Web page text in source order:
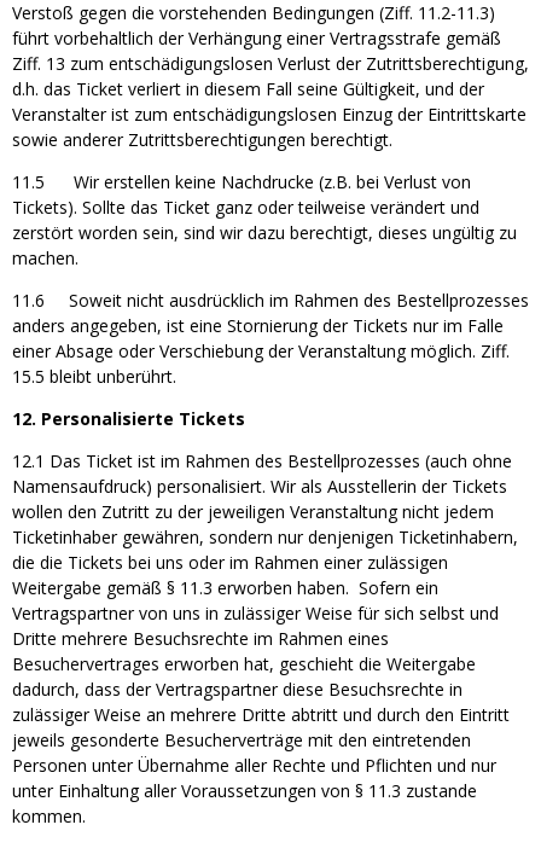
Verstoß gegen die vorstehenden Bedingungen (Ziff. 11.2-11.3)
führt vorbehaltlich der Verhängung einer Vertragsstrafe gemäß
Ziff. 13 zum entschädigungslosen Verlust der Zutrittsberechtigung,
d.h. das Ticket verliert in diesem Fall seine Gültigkeit, und der
Veranstalter ist zum entschädigungslosen Einzug der Eintrittskarte
sowie anderer Zutrittsberechtigungen berechtigt.
11.5 Wir erstellen keine Nachdrucke (z.B. bei Verlust von
Tickets). Sollte das Ticket ganz oder teilweise verändert und
zerstört worden sein, sind wir dazu berechtigt, dieses ungültig zu
machen.
11.6 Soweit nicht ausdrücklich im Rahmen des Bestellprozesses
anders angegeben, ist eine Stornierung der Tickets nur im Falle
einer Absage oder Verschiebung der Veranstaltung möglich. Ziff.
15.5 bleibt unberührt.
12. Personalisierte Tickets
12.1 Das Ticket ist im Rahmen des Bestellprozesses (auch ohne
Namensaufdruck) personalisiert. Wir als Ausstellerin der Tickets
wollen den Zutritt zu der jeweiligen Veranstaltung nicht jedem
Ticketinhaber gewähren, sondern nur denjenigen Ticketinhabern,
die die Tickets bei uns oder im Rahmen einer zulässigen
Weitergabe gemäß § 11.3 erworben haben. Sofern ein
Vertragspartner von uns in zulässiger Weise für sich selbst und
Dritte mehrere Besuchsrechte im Rahmen eines
Besuchervertrages erworben hat, geschieht die Weitergabe
dadurch, dass der Vertragspartner diese Besuchsrechte in
zulässiger Weise an mehrere Dritte abtritt und durch den Eintritt
jeweils gesonderte Besucherverträge mit den eintretenden
Personen unter Übernahme aller Rechte und Pflichten und nur
unter Einhaltung aller Voraussetzungen von § 11.3 zustande
kommen.